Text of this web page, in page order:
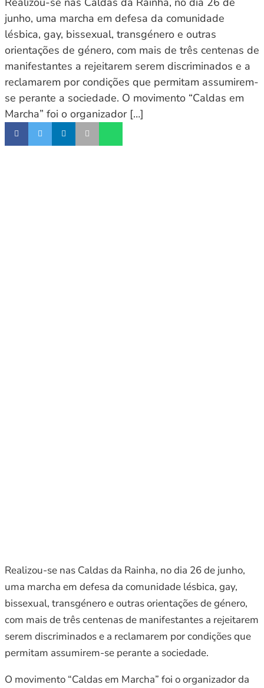
junho, uma marcha em defesa da comunidade
lésbica, gay, bissexual, transgénero e outras
orientações de género, com mais de três centenas de
manifestantes a rejeitarem serem discriminados e a
reclamarem por condições que permitam assumirem-
se perante a sociedade. O movimento “Caldas em
Marcha” foi o organizador […]
Realizou-se nas Caldas da Rainha, no dia 26 de junho,
uma marcha em defesa da comunidade lésbica, gay,
bissexual, transgénero e outras orientações de género,
com mais de três centenas de manifestantes a rejeitarem
serem discriminados e a reclamarem por condições que
permitam assumirem-se perante a sociedade.
O movimento “Caldas em Marcha” foi o organizador da